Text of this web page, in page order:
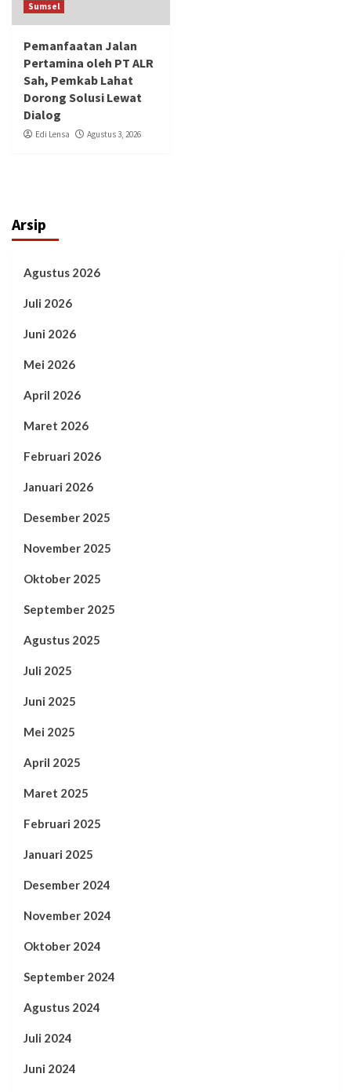
Sumsel
Pemanfaatan Jalan
Pertamina oleh PT ALR
Sah, Pemkab Lahat
Dorong Solusi Lewat
Dialog
Edi Lensa Agustus 3, 2026
Arsip
Agustus 2026
Juli 2026
Juni 2026
Mei 2026
April 2026
Maret 2026
Februari 2026
Januari 2026
Desember 2025
November 2025
Oktober 2025
September 2025
Agustus 2025
Juli 2025
Juni 2025
Mei 2025
April 2025
Maret 2025
Februari 2025
Januari 2025
Desember 2024
November 2024
Oktober 2024
September 2024
Agustus 2024
Juli 2024
Juni 2024